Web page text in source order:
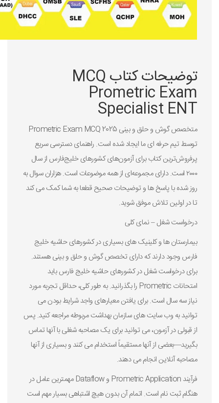
توضیحات کتاب MCQ
Prometric Exam
Specialist ENT
متخصص گوش و حلق و بینی Prometric Exam MCQ 2025
توسط تیم حرفه ای ما ایجاد شده است. راهنمای دسترسی سریع
پرفروش‌ترین کتاب برای آزمون‌های کشورهای خلیج‌فارس از سال
۲۰۰۰ است. دارای مجموعه‌ای از همه موضوعات است. هزاران سوال به
روز شده با پاسخ ها و توضیحات صحیح قطعا به شما کمک می کند
تا در اولین تلاش موفق شوید.
درخواست شغل – نمای کلی
بیمارستان ها و کلینیک های بسیاری در کشورهای حاشیه خلیج
فارس وجود دارند که دارای تخصص گوش و حلق و بینی هستند.
برای درخواست شغل در کشورهای حاشیه خلیج فارس باید
امتحانات Prometric را بگذرانید. به طور کلی، حداقل تجربه مورد
نیاز سه سال است. برای یافتن معیارهای واجد شرایط بودن می
توانید به وب سایت های سازمان بهداشت مربوطه مراجعه کنید. پس
از قبولی در آزمون، می توانید برای یک مصاحبه شغلی با آنها تماس
بگیرید—بعضی از آنها مستقیماً استخدام می کنند و بسیاری از آنها
مصاحبه آنلاین انجام می دهند.
فرآیند Prometric Application و Dataflow مهمترین عامل در
هنگام ثبت نام است. اتمام آن بدون هیچ اشتباهی بسیار مهم است